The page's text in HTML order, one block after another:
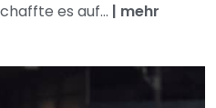
es auf... | mehr